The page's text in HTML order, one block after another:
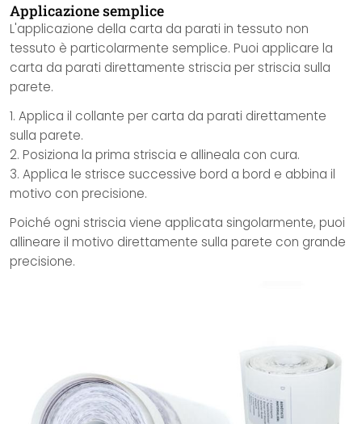
Applicazione semplice
L'applicazione della carta da parati in tessuto non
tessuto è particolarmente semplice. Puoi applicare la
carta da parati direttamente striscia per striscia sulla
parete.
1. Applica il collante per carta da parati direttamente
sulla parete.
2. Posiziona la prima striscia e allineala con cura.
3. Applica le strisce successive bord a bord e abbina il
motivo con precisione.
Poiché ogni striscia viene applicata singolarmente, puoi
allineare il motivo direttamente sulla parete con grande
precisione.